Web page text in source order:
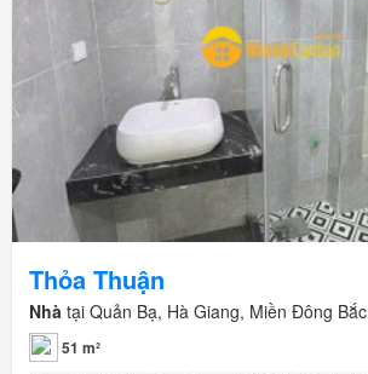
Thỏa Thuận
Nhà tại Quản Bạ, Hà Giang, Miền Đông Bắc
51 m²